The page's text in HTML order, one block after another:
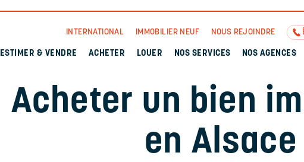
INTERNATIONAL IMMOBILIER NEUF NOUS REJOINDRE
ESTIMER & VENDRE ACHETER LOUER NOS SERVICES NOS AGENCES
Acheter un bien
en Alsace